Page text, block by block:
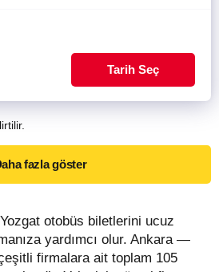
Tarih Seç
fazla göster
otobüs biletlerini ucuz
yardımcı olur. Ankara —
firmalara ait toplam 105